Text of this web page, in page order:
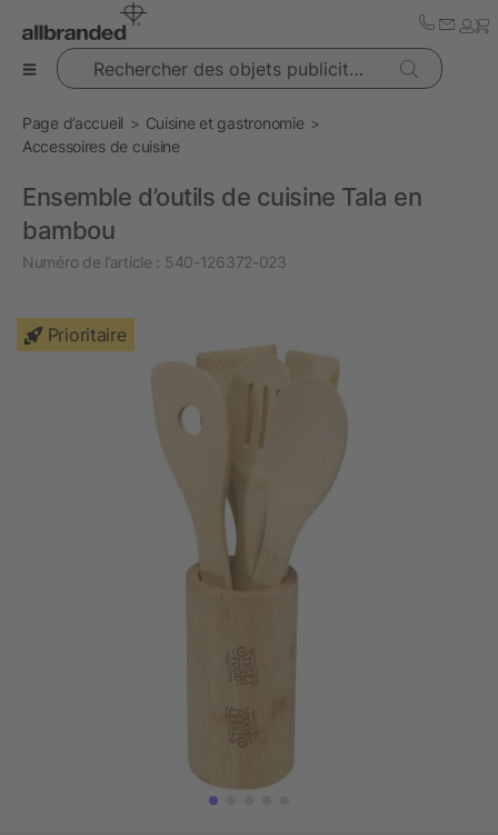
Rechercher des objets publicitaires
Page d’accueil
Cuisine et gastronomie
Accessoires de cuisine
Ensemble d’outils de cuisine Tala en
bambou
Numéro de l’article : 540-126372-023
Prioritaire